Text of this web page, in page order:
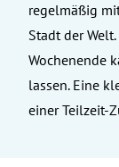
regelmäßig
Stadt der
Wochenende
lassen. Eine
einer Teilzeit-